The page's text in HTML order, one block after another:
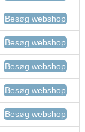
Besøg webshop
Besøg webshop
Besøg webshop
Besøg webshop
Besøg webshop